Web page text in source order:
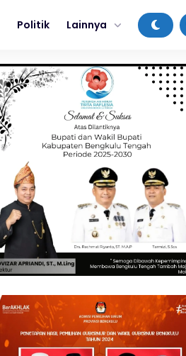
Politik Lainnya